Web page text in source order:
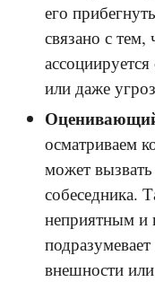
его
связано с тем,
или даже
осматриваем
может
собеседника.
неприятным и
внешности